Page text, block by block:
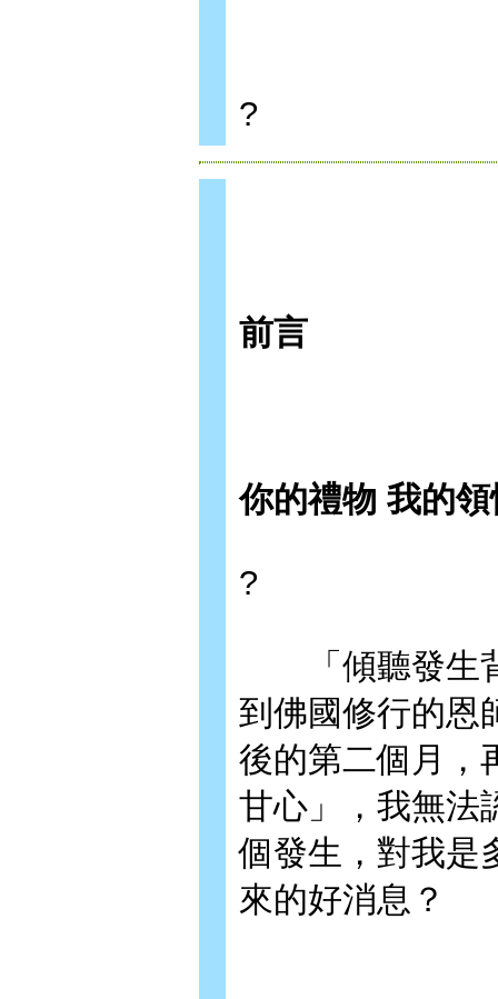
?
前言
你的禮物 我的領
?
「傾聽發生背
到佛國修行的恩
後的第二個月，
甘心」，我無法
個發生，對我是
來的好消息？